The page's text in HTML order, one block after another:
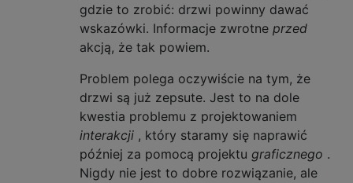
gdzie to zrobić: drzwi powinny dawać
wskazówki. Informacje zwrotne przed
akcją, że tak powiem.
Problem polega oczywiście na tym, że
drzwi są już zepsute. Jest to na dole
kwestia problemu z projektowaniem
interakcji , który staramy się naprawić
później za pomocą projektu graficznego .
Nigdy nie jest to dobre rozwiązanie, ale